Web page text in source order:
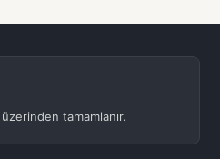
tamamlanır.